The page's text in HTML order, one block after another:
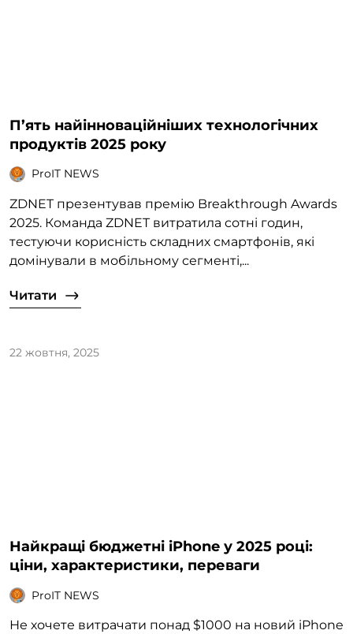
П’ять найінноваційніших технологічних
продуктів 2025 року
ProIT NEWS
ZDNET презентував премію Breakthrough Awards
2025. Команда ZDNET витратила сотні годин,
тестуючи корисність складних смартфонів, які
домінували в мобільному сегменті,...
Читати
22 жовтня, 2025
Найкращі бюджетні iPhone у 2025 році:
ціни, характеристики, переваги
ProIT NEWS
Не хочете витрачати понад $1000 на новий iPhone